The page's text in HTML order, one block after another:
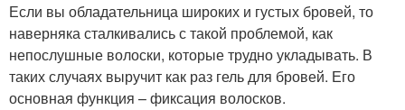
Если вы обладательница широких и густых бровей, то
наверняка сталкивались с такой проблемой, как
непослушные волоски, которые трудно укладывать. В
таких случаях выручит как раз гель для бровей. Его
основная функция – фиксация волосков.